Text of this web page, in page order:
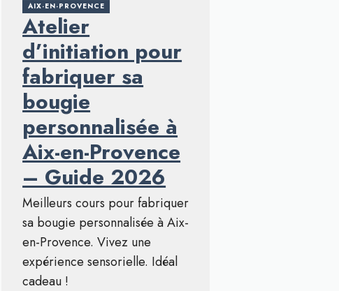
AIX-EN-PROVENCE
Atelier
d’initiation pour
fabriquer sa
bougie
personnalisée à
Aix-en-Provence
– Guide 2026
Meilleurs cours pour fabriquer
sa bougie personnalisée à Aix-
en-Provence. Vivez une
expérience sensorielle. Idéal
cadeau !